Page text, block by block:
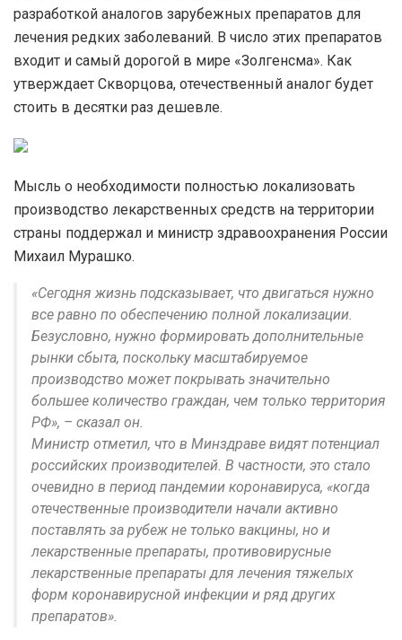
разработкой аналогов зарубежных препаратов для
лечения редких заболеваний. В число этих препаратов
входит и самый дорогой в мире «Золгенсма». Как
утверждает Скворцова, отечественный аналог будет
стоить в десятки раз дешевле.
Мысль о необходимости полностью локализовать
производство лекарственных средств на территории
страны поддержал и министр здравоохранения России
Михаил Мурашко.
«Сегодня жизнь подсказывает, что двигаться нужно
все равно по обеспечению полной локализации.
Безусловно, нужно формировать дополнительные
рынки сбыта, поскольку масштабируемое
производство может покрывать значительно
большее количество граждан, чем только территория
РФ», – сказал он.
Министр отметил, что в Минздраве видят потенциал
российских производителей. В частности, это стало
очевидно в период пандемии коронавируса, «когда
отечественные производители начали активно
поставлять за рубеж не только вакцины, но и
лекарственные препараты, противовирусные
лекарственные препараты для лечения тяжелых
форм коронавирусной инфекции и ряд других
препаратов».